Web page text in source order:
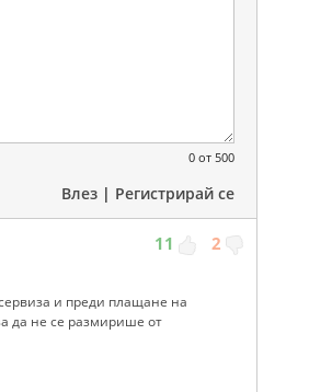
0 от 500
Влез | Регистрирай се
11 2
и преди плащане на
да не се размирише от